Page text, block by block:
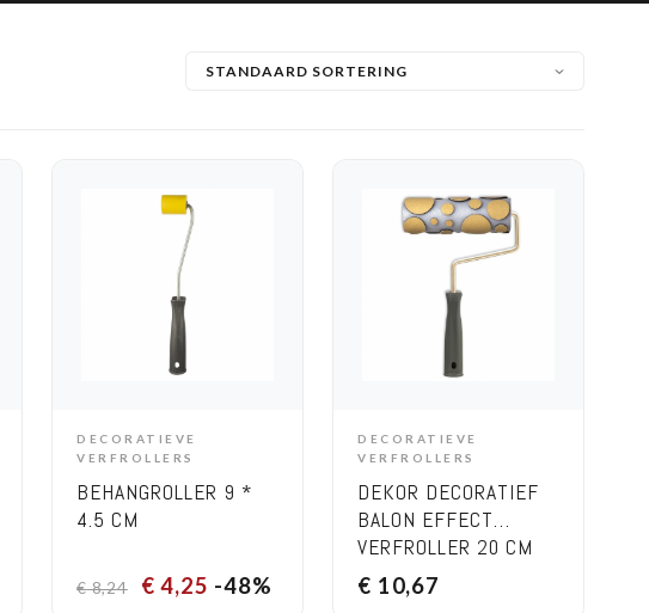
ADD TO CART
DECORATIEVE
VERFROLLERS
BEHANGROLLER 9 *
4.5 CM
€8,24 € 4,25 -48%
ADD TO CART
DECORATIEVE
VERFROLLERS
DEKOR DECORATIEF
BALON EFFECT
VERFROLLER 20 CM
€ 10,67